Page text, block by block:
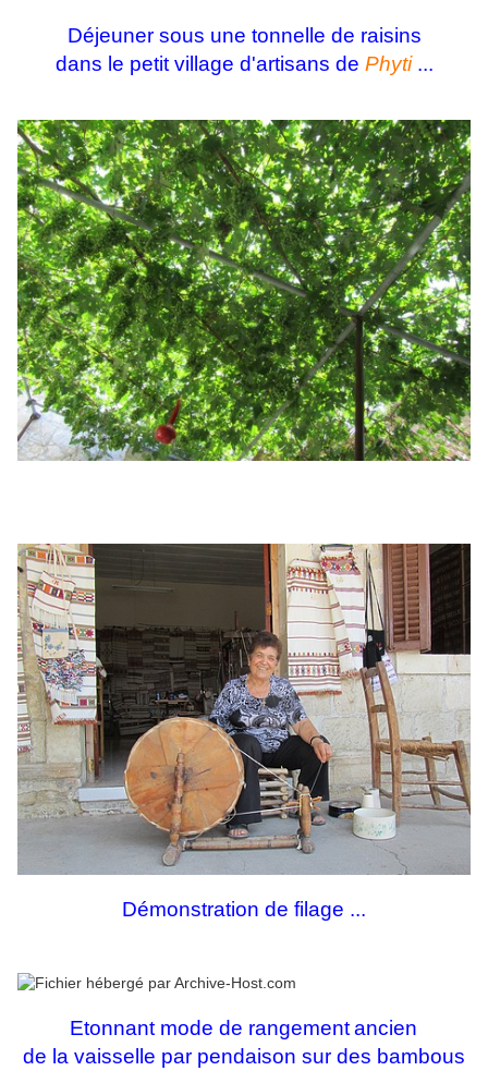
Déjeuner sous une tonnelle de raisins
dans le petit village d'artisans de Phyti...
Démonstration de filage ...
Etonnant mode de rangementancien
de la vaisselle par pendaison sur des bambous